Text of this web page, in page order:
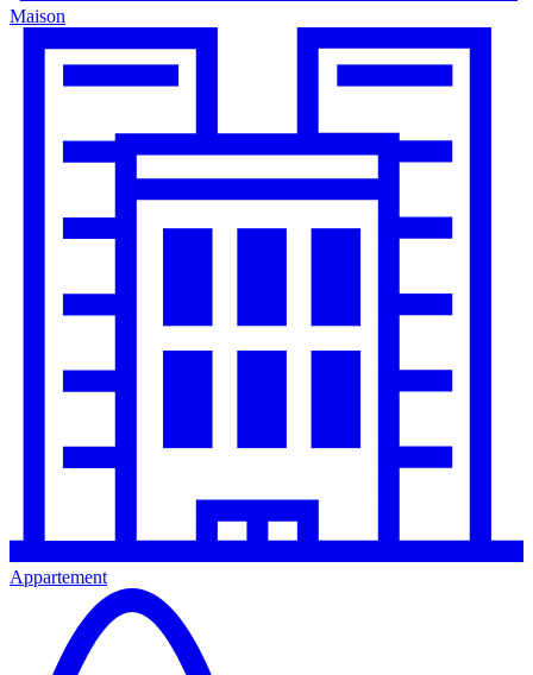
Maison
Appartement